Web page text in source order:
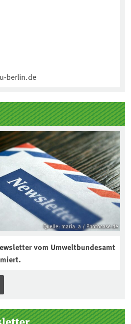
berlin.de
Quelle: maria_a / Photocase.de
vom Umweltbundesamt